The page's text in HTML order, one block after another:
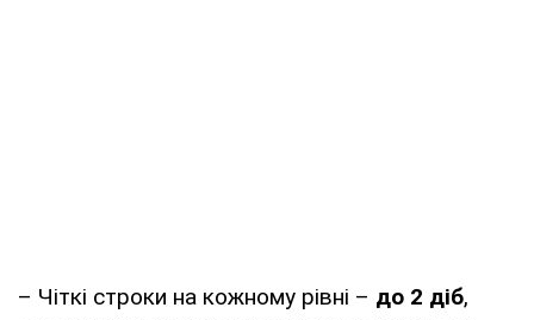
– Чіткі строки на кожному рівні – до 2 діб,